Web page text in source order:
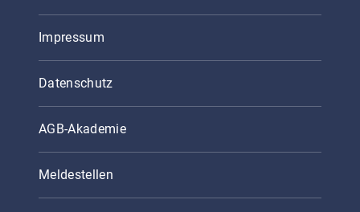
Impressum
Datenschutz
AGB-Akademie
Meldestellen